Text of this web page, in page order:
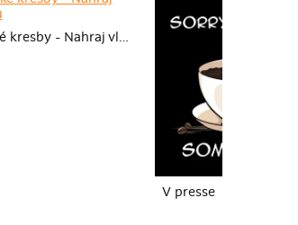
Detské kresby - Nahraj vlastnú
V presse